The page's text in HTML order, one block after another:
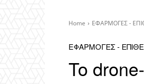
Home ΕΦΑΡΜΟΓΕΣ -
ΕΦΑΡΜΟΓΕΣ -
To